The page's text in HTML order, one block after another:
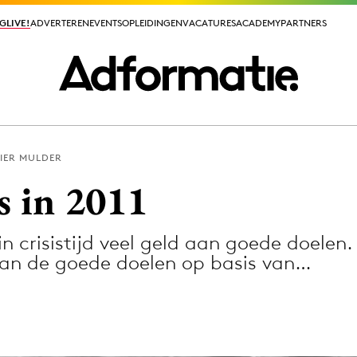
ADVERTERENEVENTSOPLEIDINGENVACATURESACADEMYPARTNERS
ADVERTERENEVENTSOPLEIDINGENVACATURESACADEMYPARTNERS
MULDER
in 2011
crisistijd veel geld aan goede
de goede doelen op basis van…